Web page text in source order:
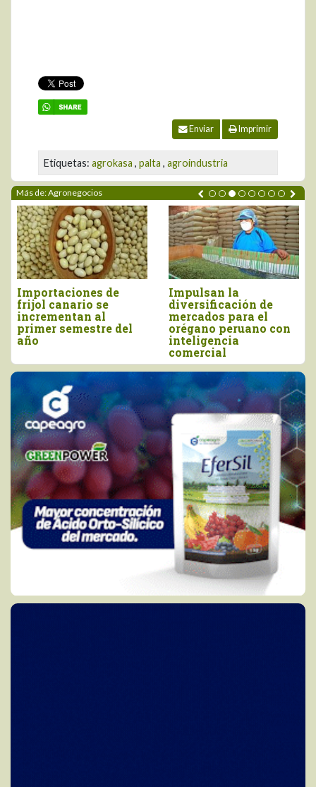
Enviar Imprimir
Etiquetas: agrokasa , palta , agroindustria
Más de: Agronegocios
Importaciones de
frijol canario se
incrementan al
primer semestre del
año
Impulsan la
diversificación de
mercados para el
orégano peruano con
inteligencia
comercial